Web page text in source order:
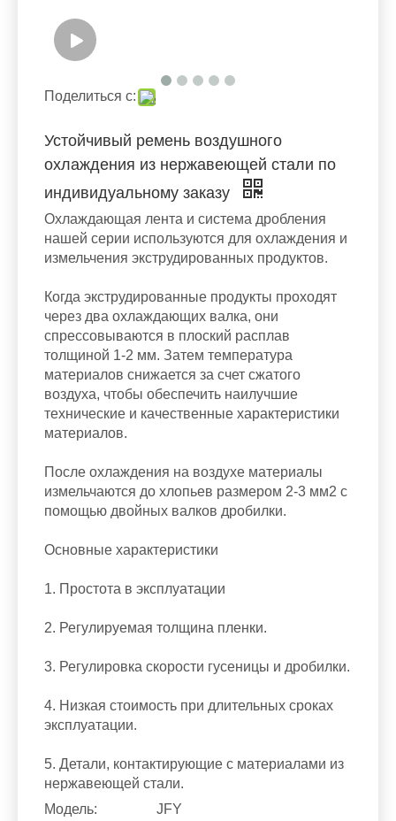
Поделиться с:
Устойчивый ремень воздушного
охлаждения из нержавеющей стали по
индивидуальному заказу
Охлаждающая лента и система дробления
нашей серии используются для охлаждения и
измельчения экструдированных продуктов.
Когда экструдированные продукты проходят
через два охлаждающих валка, они
спрессовываются в плоский расплав
толщиной 1-2 мм. Затем температура
материалов снижается за счет сжатого
воздуха, чтобы обеспечить наилучшие
технические и качественные характеристики
материалов.
После охлаждения на воздухе материалы
измельчаются до хлопьев размером 2-3 мм2 с
помощью двойных валков дробилки.
Основные характеристики
1. Простота в эксплуатации
2. Регулируемая толщина пленки.
3. Регулировка скорости гусеницы и дробилки.
4. Низкая стоимость при длительных сроках
эксплуатации.
5. Детали, контактирующие с материалами из
нержавеющей стали.
Модель:
JFY